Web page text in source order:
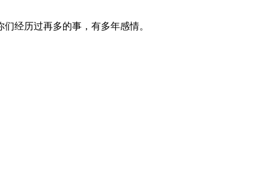
经历过再多的事，有多年感情。